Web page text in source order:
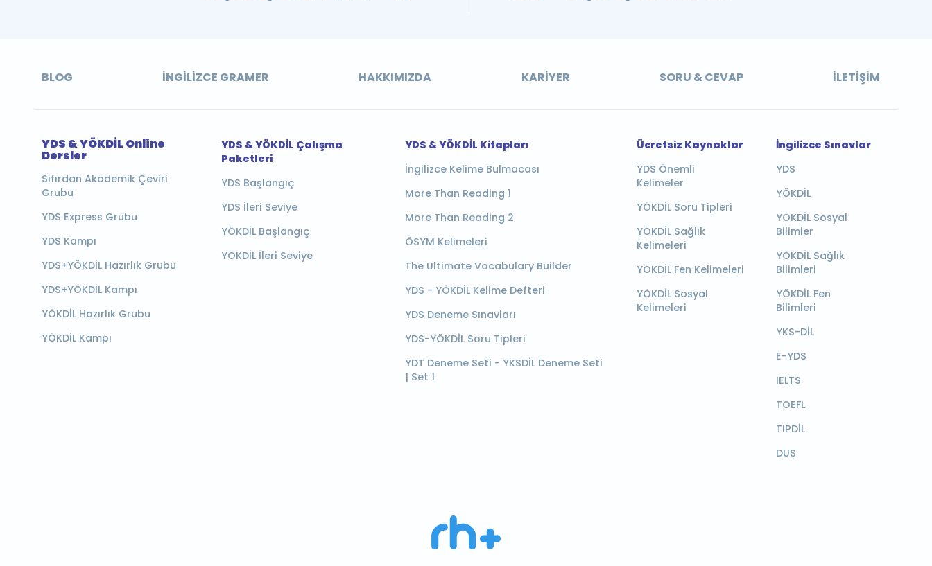
BLOG İNGILIZCE GRAMER HAKKIMIZDA KARIYER SORU & CEVAP İLETIŞIM
YDS & YÖKDİL Online
Dersler
Sıfırdan Akademik Çeviri
Grubu
YDS Express Grubu
YDS Kampı
YDS+YÖKDİL Hazırlık Grubu
YDS+YÖKDİL Kampı
YÖKDİL Hazırlık Grubu
YÖKDİL Kampı
YDS & YÖKDİL Çalışma
Paketleri
YDS Başlangıç
YDS İleri Seviye
YÖKDİL Başlangıç
YÖKDİL İleri Seviye
YDS & YÖKDİL Kitapları
İngilizce Kelime Bulmacası
More Than Reading 1
More Than Reading 2
ÖSYM Kelimeleri
The Ultimate Vocabulary Builder
YDS - YÖKDİL Kelime Defteri
YDS Deneme Sınavları
YDS-YÖKDİL Soru Tipleri
YDT Deneme Seti - YKSDİL Deneme Seti
| Set 1
Ücretsiz Kaynaklar
YDS Önemli
Kelimeler
YÖKDİL Soru Tipleri
YÖKDİL Sağlık
Kelimeleri
YÖKDİL Fen Kelimeleri
YÖKDİL Sosyal
Kelimeleri
İngilizce Sınavlar
YDS
YÖKDİL
YÖKDİL Sosyal
Bilimler
YÖKDİL Sağlık
Bilimleri
YÖKDİL Fen
Bilimleri
YKS-DİL
E-YDS
IELTS
TOEFL
TIPDİL
DUS